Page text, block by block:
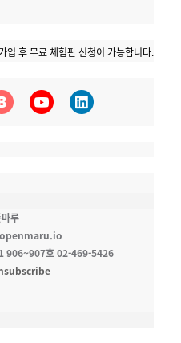
입 후 무료 체험판 신청이 가능합니다.
루
906~907호 02-469-5426